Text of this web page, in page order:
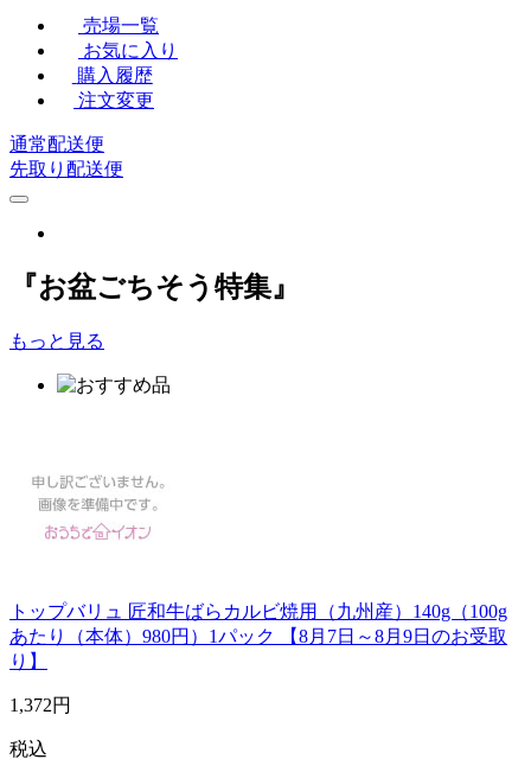
売場一覧
お気に入り
購入履歴
注文変更
通常配送便
先取り配送便
『お盆ごちそう特集』
もっと見る
トップバリュ 匠和牛ばらカルビ焼用（九州産）140g（100g
あたり（本体）980円）1パック 【8月7日～8月9日のお受取
り】
1,372円
税込